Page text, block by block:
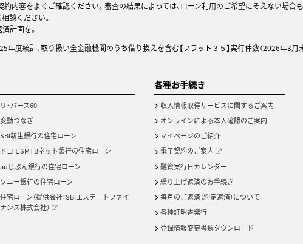
内容をよくご確認ください。審査の結果によっては、ローン利用のご希望にそえない場合
談ください。
計画を。
年度統計、取り扱い全金融機関のうち借り換えを含む【フラット３５】実行件数（2026年3月
リ・バース60
変動つなぎ
SBI新生銀行の住宅ローン
ドコモSMTBネット銀行の住宅ローン
auじぶん銀行の住宅ローン
ソニー銀行の住宅ローン
住宅ローン（提供会社：SBIエステートファイ
ナンス株式会社）
各種お手続き
収入情報取得サービスに関するご案内
オンラインによる本人確認のご案内
マイページのご紹介
電子契約のご案内
融資実行日カレンダー
繰り上げ返済のお手続き
毎月のご返済（約定返済）について
各種証明書発行
登録情報変更書類ダウンロード